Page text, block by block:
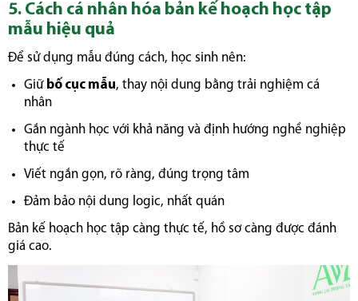
5. Cách cá nhân hóa bản kế hoạch học tập
mẫu hiệu quả
Để sử dụng mẫu đúng cách, học sinh nên:
Giữ bố cục mẫu, thay nội dung bằng trải nghiệm cá
nhân
Gắn ngành học với khả năng và định hướng nghề nghiệp
thực tế
Viết ngắn gọn, rõ ràng, đúng trọng tâm
Đảm bảo nội dung logic, nhất quán
Bản kế hoạch học tập càng thực tế, hồ sơ càng được đánh
giá cao.